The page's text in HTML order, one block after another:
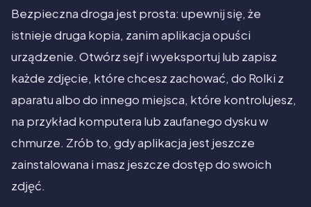
Bezpieczna droga jest prosta: upewnij się, że
istnieje druga kopia, zanim aplikacja opuści
urządzenie. Otwórz sejf i wyeksportuj lub zapisz
każde zdjęcie, które chcesz zachować, do Rolki z
aparatu albo do innego miejsca, które kontrolujesz,
na przykład komputera lub zaufanego dysku w
chmurze. Zrób to, gdy aplikacja jest jeszcze
zainstalowana i masz jeszcze dostęp do swoich
zdjęć.